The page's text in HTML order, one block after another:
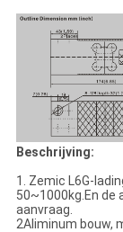
Beschrijving:
1. Zemic L6G-
50~1000kg.En
aanvraag.
2Aliminum bouw,